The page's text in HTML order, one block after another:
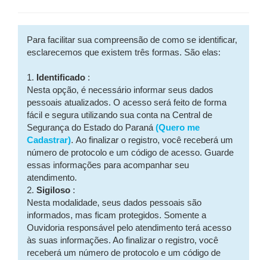
Para facilitar sua compreensão de como se identificar,
esclarecemos que existem três formas. São elas:
1. Identificado :
Nesta opção, é necessário informar seus dados
pessoais atualizados. O acesso será feito de forma
fácil e segura utilizando sua conta na Central de
Segurança do Estado do Paraná (Quero me
Cadastrar). Ao finalizar o registro, você receberá um
número de protocolo e um código de acesso. Guarde
essas informações para acompanhar seu
atendimento.
2. Sigiloso :
Nesta modalidade, seus dados pessoais são
informados, mas ficam protegidos. Somente a
Ouvidoria responsável pelo atendimento terá acesso
às suas informações. Ao finalizar o registro, você
receberá um número de protocolo e um código de